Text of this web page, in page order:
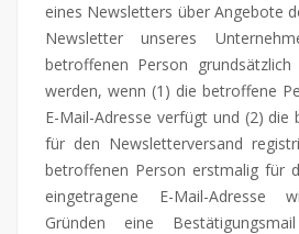
eines Newsletters über Angebote
Newsletter unseres
betroffenen Person
werden, wenn (1) die betroffene
E-Mail-Adresse verfügt und (2) die
für den Newsletterversand
betroffenen Person erstmalig für
eingetragene E-Mail-Adresse
Gründen eine